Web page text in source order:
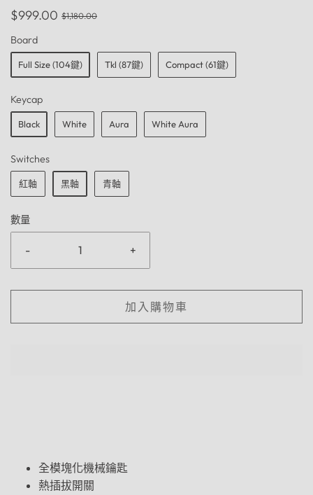
$999.00 $1,180.00
Board
Full Size (104鍵) Tkl (87鍵) Compact (61鍵)
Keycap
Black White Aura White Aura
Switches
紅軸 黑軸 青軸
數量
- +
加入購物車
全模塊化機械鑰匙
熱插拔開關